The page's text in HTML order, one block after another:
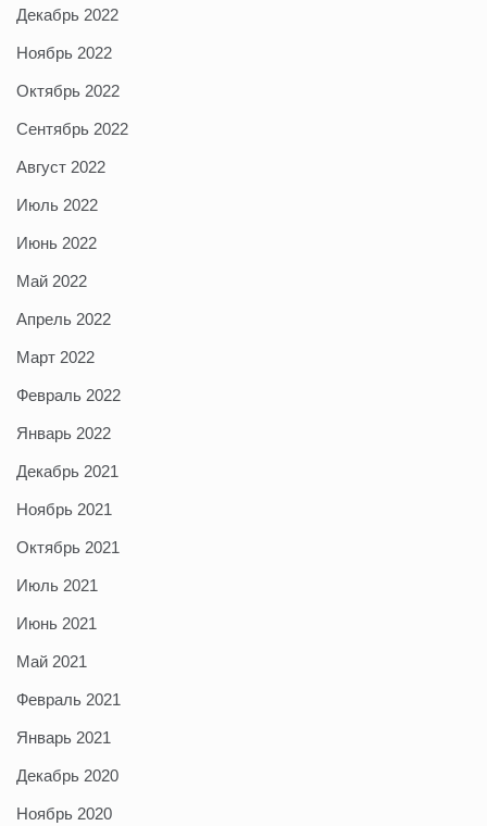
Декабрь 2022
Ноябрь 2022
Октябрь 2022
Сентябрь 2022
Август 2022
Июль 2022
Июнь 2022
Май 2022
Апрель 2022
Март 2022
Февраль 2022
Январь 2022
Декабрь 2021
Ноябрь 2021
Октябрь 2021
Июль 2021
Июнь 2021
Май 2021
Февраль 2021
Январь 2021
Декабрь 2020
Ноябрь 2020